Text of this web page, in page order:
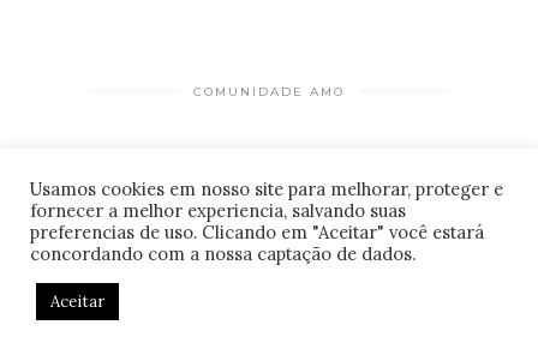
COMUNIDADE AMO
CADASTRO DE LOCAIS
© 2026 Amo estar bem . Desenvolvido por
informaTI.
Usamos cookies em nosso site para melhorar, proteger e
fornecer a melhor experiencia, salvando suas
preferencias de uso. Clicando em "Aceitar" você estará
concordando com a nossa captação de dados.
Aceitar